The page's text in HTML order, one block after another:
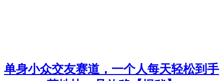
单身小众交友赛道，一个人每天轻松到手